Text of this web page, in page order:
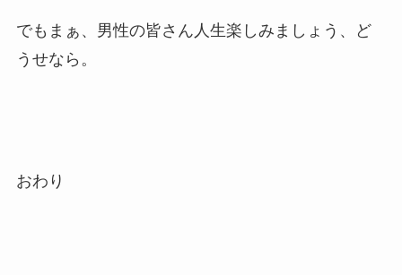
でもまぁ、男性の皆さん人生楽しみましょう、ど
うせなら。
おわり